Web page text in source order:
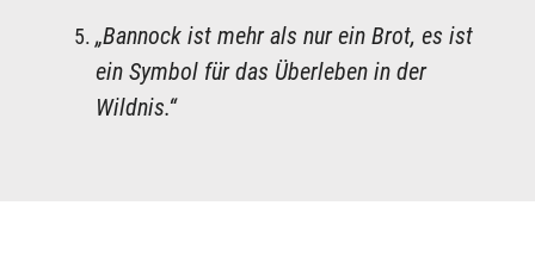
„Bannock ist mehr als nur ein Brot, es ist
ein Symbol für das Überleben in der
Wildnis.“